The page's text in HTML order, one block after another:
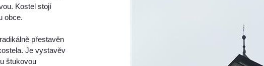
Kostel stojí
obce.
přestavěn
Je vystavěv
štukovou